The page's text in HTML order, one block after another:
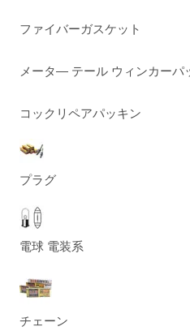
ファイバーガスケット
メータ― テール ウィンカーパ
コックリペアパッキン
プラグ
電球 電装系
チェーン